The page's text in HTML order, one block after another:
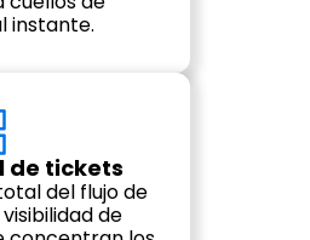
instante.
de tickets
del flujo de
de